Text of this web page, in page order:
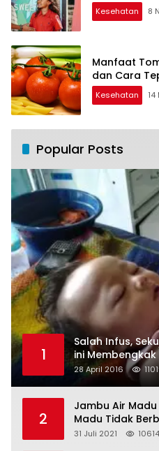
Kesehatan 8
Manfaat
dan Cara
Kesehatan
Popular Posts
1
Salah Infus,
ini Membengkak
28 April 2016
2
Jambu Air
Madu Tidak
31 Juli 2021 10614